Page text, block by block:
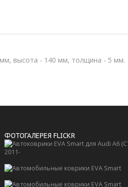
высота - 140 мм, толщина - 5 мм.
ФОТОГАЛЕРЕЯ FLICKR